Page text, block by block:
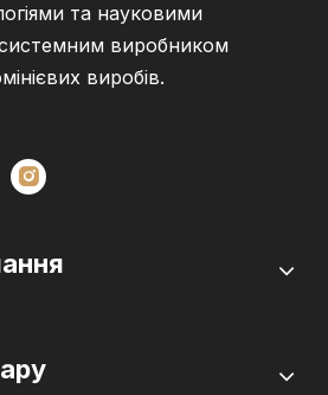
та науковими
виробником
виробів.